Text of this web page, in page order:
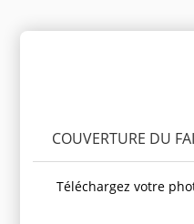
COUVERTURE DU
Téléchargez votre